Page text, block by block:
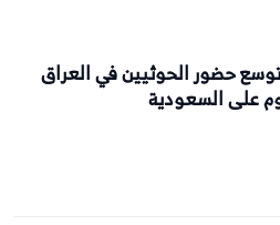
حضور الحوثيين في العراق
على السعودية